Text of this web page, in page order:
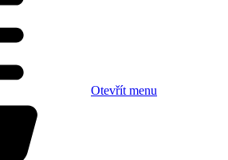
Otevřít menu